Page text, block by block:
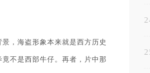
，海盗形象本来就是西方历史
不是西部牛仔。再者，片中那